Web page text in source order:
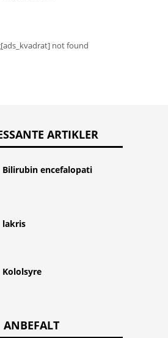
not found
ARTIKLER
Bilirubin encefalopati
lakris
Kololsyre
ANBEFALT